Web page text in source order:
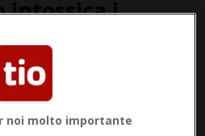
intossica i
noi molto importante